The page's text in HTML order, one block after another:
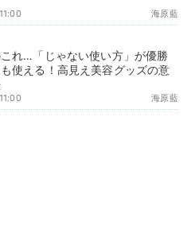
海原藍
れ…「じゃない使い方」が優勝
使える！高見え美容グッズの意
海原藍